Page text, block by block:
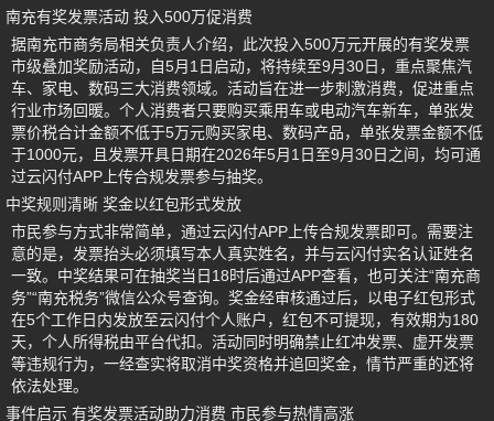
南充有奖发票活动 投入500万促消费
据南充市商务局相关负责人介绍，此次投入500万元开展的有奖发票
市级叠加奖励活动，自5月1日启动，将持续至9月30日，重点聚焦汽
车、家电、数码三大消费领域。活动旨在进一步刺激消费，促进重点
行业市场回暖。个人消费者只要购买乘用车或电动汽车新车，单张发
票价税合计金额不低于5万元购买家电、数码产品，单张发票金额不低
于1000元，且发票开具日期在2026年5月1日至9月30日之间，均可通
过云闪付APP上传合规发票参与抽奖。
中奖规则清晰 奖金以红包形式发放
市民参与方式非常简单，通过云闪付APP上传合规发票即可。需要注
意的是，发票抬头必须填写本人真实姓名，并与云闪付实名认证姓名
一致。中奖结果可在抽奖当日18时后通过APP查看，也可关注“南充商
务”“南充税务”微信公众号查询。奖金经审核通过后，以电子红包形式
在5个工作日内发放至云闪付个人账户，红包不可提现，有效期为180
天，个人所得税由平台代扣。活动同时明确禁止红冲发票、虚开发票
等违规行为，一经查实将取消中奖资格并追回奖金，情节严重的还将
依法处理。
事件启示 有奖发票活动助力消费 市民参与热情高涨